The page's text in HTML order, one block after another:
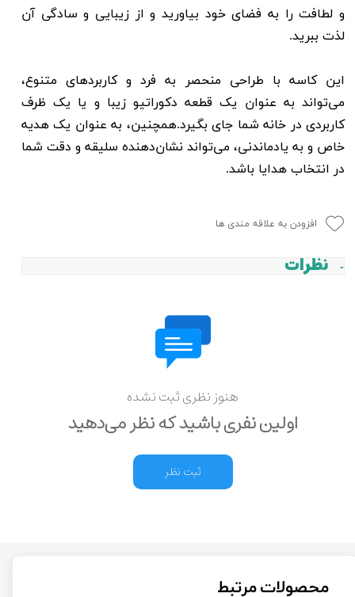
و لطافت را به فضای خود بیاورید و از زیبایی و سادگی آن
لذت ببرید.
این کاسه با طراحی منحصر به فرد و کاربردهای متنوع،
می‌تواند به عنوان یک قطعه دکوراتیو زیبا و یا یک ظرف
کاربردی در خانه شما جای بگیرد.همچنین، به عنوان یک هدیه
خاص و به یادماندنی، می‌تواند نشان‌دهنده سلیقه و دقت شما
در انتخاب هدایا باشد.
افزودن به علاقه مندی ها
نظرات
هنوز نظری ثبت نشده
اولین نفری باشید که نظر می‌دهید
ثبت نظر
محصولات مرتبط